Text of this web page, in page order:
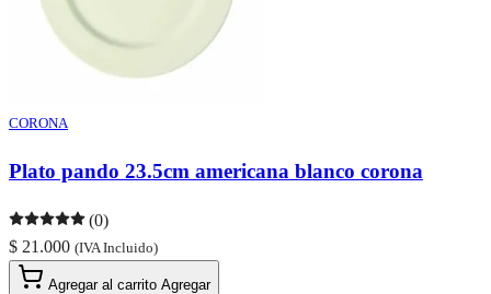
CORONA
Plato pando 23.5cm americana blanco corona
(0)
$ 21.000 (IVA Incluido)
Agregar al carrito Agregar